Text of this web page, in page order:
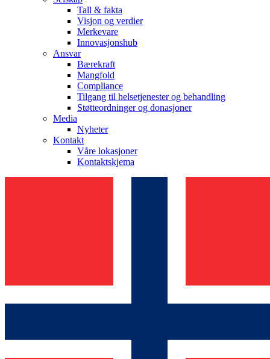
Tall & fakta
Visjon og verdier
Merkevare
Innovasjonshub
Ansvar
Bærekraft
Mangfold
Compliance
Tilgang til helsetjenester og behandling
Støtteordninger og donasjoner
Media
Nyheter
Kontakt
Våre lokasjoner
Kontaktskjema